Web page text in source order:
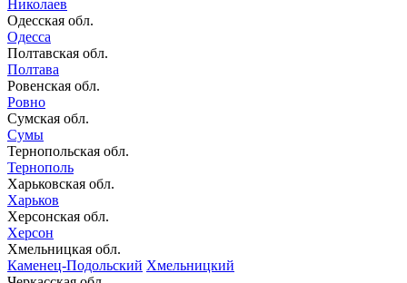
Николаев
Одесская обл.
Одесса
Полтавская обл.
Полтава
Ровенская обл.
Ровно
Сумская обл.
Сумы
Тернопольская обл.
Тернополь
Харьковская обл.
Харьков
Херсонская обл.
Херсон
Хмельницкая обл.
Каменец-Подольский Хмельницкий